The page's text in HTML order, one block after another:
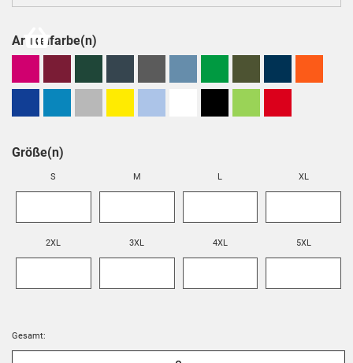
Artikelfarbe(n)
Größe(n)
S M L XL
2XL 3XL 4XL 5XL
Gesamt: